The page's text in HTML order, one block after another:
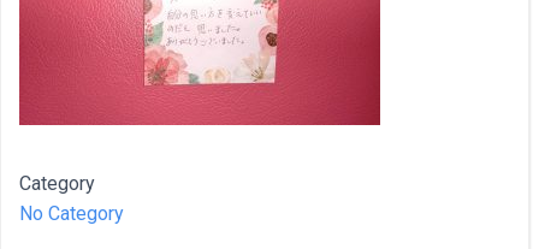
Category
No Category